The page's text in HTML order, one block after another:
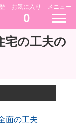
お気に入り
0
メニュー
宅の工夫の
面の工夫